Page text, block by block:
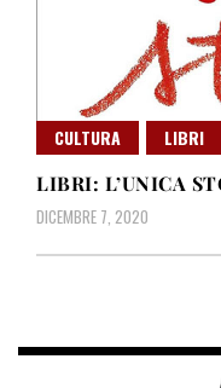
CULTURA
LIBRI
LIBRI: L’UNICA
DICEMBRE 7, 2020